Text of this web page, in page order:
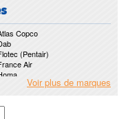
Copco
(Pentair)
Air
(Xylem)
Voir plus de marques